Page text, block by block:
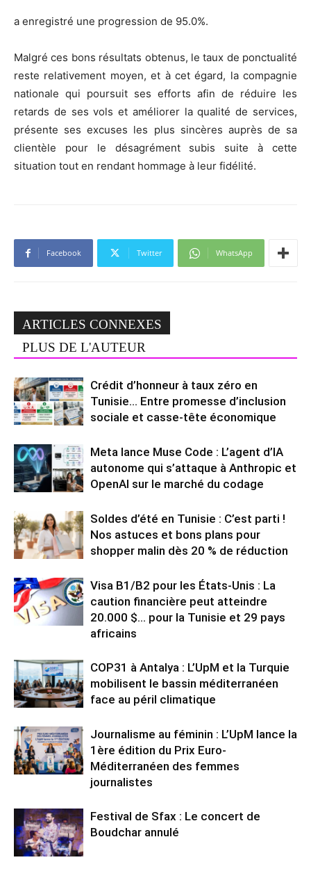
a enregistré une progression de 95.0%.
Malgré ces bons résultats obtenus, le taux de ponctualité
reste relativement moyen, et à cet égard, la compagnie
nationale qui poursuit ses efforts afin de réduire les
retards de ses vols et améliorer la qualité de services,
présente ses excuses les plus sincères auprès de sa
clientèle pour le désagrément subis suite à cette
situation tout en rendant hommage à leur fidélité.
Facebook Twitter WhatsApp
ARTICLES CONNEXES
PLUS DE L'AUTEUR
Crédit d’honneur à taux zéro en
Tunisie… Entre promesse d’inclusion
sociale et casse-tête économique
Meta lance Muse Code : L’agent d’IA
autonome qui s’attaque à Anthropic et
OpenAI sur le marché du codage
Soldes d’été en Tunisie : C’est parti !
Nos astuces et bons plans pour
shopper malin dès 20 % de réduction
Visa B1/B2 pour les États-Unis : La
caution financière peut atteindre
20.000 $… pour la Tunisie et 29 pays
africains
COP31 à Antalya : L’UpM et la Turquie
mobilisent le bassin méditerranéen
face au péril climatique
Journalisme au féminin : L’UpM lance la
1ère édition du Prix Euro-
Méditerranéen des femmes
journalistes
Festival de Sfax : Le concert de
Boudchar annulé